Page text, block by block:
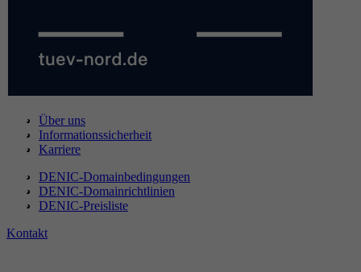
Über uns
Informationssicherheit
Karriere
DENIC-Domainbedingungen
DENIC-Domainrichtlinien
DENIC-Preisliste
Kontakt